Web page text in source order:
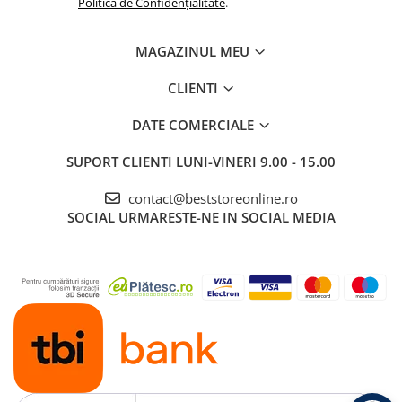
FUNCȚIONALITATE VERSATILĂ
⭐ Control simplu și conectivitate fără întreruperi ⭐
Cu ajutorul căștilor Bluetooth, poți răspunde, respinge sau
încheia apelurile rapid și comod, direct din cască, fără să mai
folosești telefonul. Dacă dispozitivul tău suportă comenzi vocale,
MAGAZINUL MEU
CLIENTI
DATE COMERCIALE
SUPORT CLIENTI LUNI-VINERI 9.00 - 15.00
contact@beststoreonline.ro
SOCIAL URMARESTE-NE IN SOCIAL MEDIA